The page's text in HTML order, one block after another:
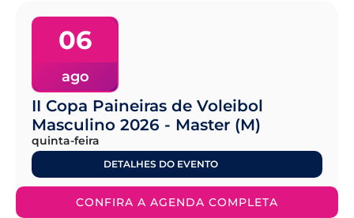
06
ago
II Copa Paineiras de Voleibol
Masculino 2026 - Master (M)
quinta-feira
DETALHES DO EVENTO
CONFIRA A AGENDA COMPLETA